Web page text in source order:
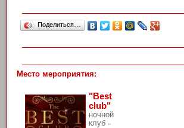
Поделиться…
Место мероприятия:
"Best
club"
ночной
клуб »